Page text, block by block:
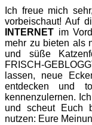
Ich freue mich
vorbeischaut! Auf
INTERNET im
mehr zu bieten als
und süße
FRISCH-
lassen, neue
entdecken und
kennenzulernen.
und scheut Euch
nutzen: Eure